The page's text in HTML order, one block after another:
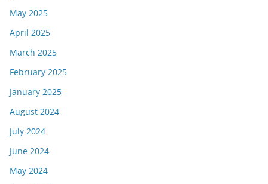
May 2025
April 2025
March 2025
February 2025
January 2025
August 2024
July 2024
June 2024
May 2024